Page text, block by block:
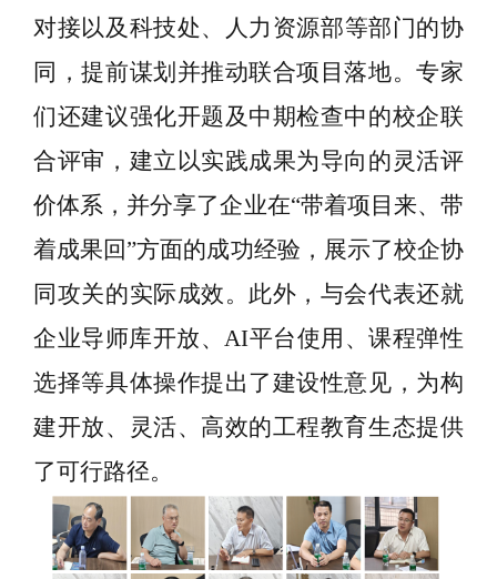
对接以及科技处、人力 资源部等部门的协
同，提前谋划并推动联合项目落地。专家
们还建议强化开题及中期检查中的校企联
合评审，建立以实践成果为导向的灵活评
价体系，并分享了企业在“带着项目来、带
着成果回”方面的成功经验 ，展示了校企协
同攻关的实际成效。此外，与会代表还就
企业导师库开放、AI平台使用、课程弹性
选择等具体操作提出了建设性意见，为构
建开放、灵活、高效的工程教育生态提供
了可行路径。